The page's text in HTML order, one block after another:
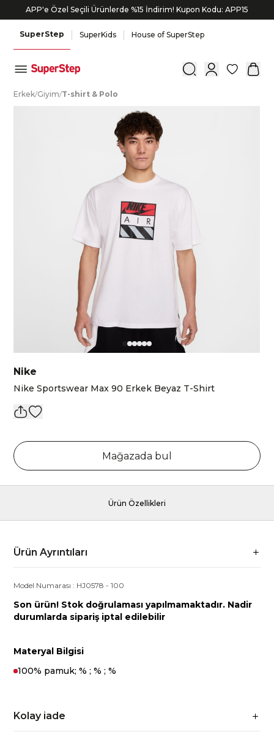
APP'e Özel Seçili Ürünlerde %15 İndirim! Kupon Kodu: APP15
SuperStep SuperKids House of SuperStep
0
Erkek/Giyim/T-shirt & Polo
Nike
Nike Sportswear Max 90 Erkek Beyaz T-Shirt
Mağazada bul
Ürün Özellikleri
Ürün Ayrıntıları
Model Numarası : HJ0578 -100
Son ürün! Stok doğrulaması yapılmamaktadır. Nadir
durumlarda sipariş iptal edilebilir
Materyal Bilgisi
100% pamuk; % ; % ; %
Kolay iade